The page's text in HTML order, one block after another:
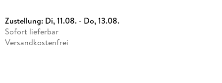
Zustellung: Di, 11.08. - Do, 13.08.
Sofort lieferbar
Versandkostenfrei